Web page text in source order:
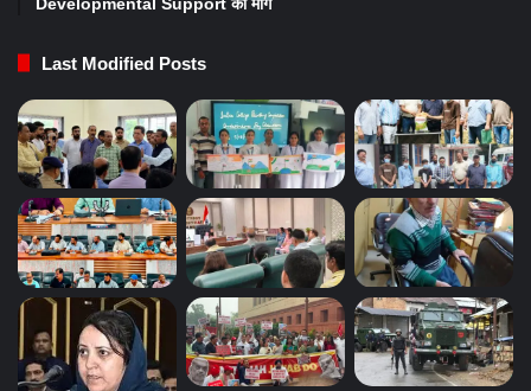
Last Modified Posts